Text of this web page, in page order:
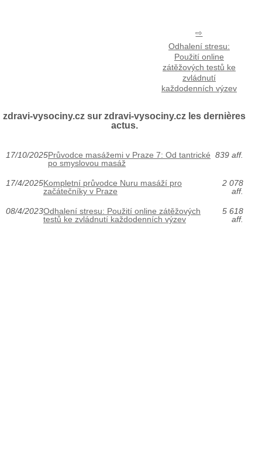
Odhalení stresu:
Použití online
zátěžových testů ke
zvládnutí
každodenních výzev
zdravi-vysociny.cz sur zdravi-vysociny.cz les dernières
actus.
17/10/2025Průvodce masážemi v Praze 7: Od tantrické
po smyslovou masáž
839 aff.
17/4/2025Kompletní průvodce Nuru masáží pro
začátečníky v Praze
2 078
aff.
08/4/2023Odhalení stresu: Použití online zátěžových
testů ke zvládnutí každodenních výzev
5 618
aff.